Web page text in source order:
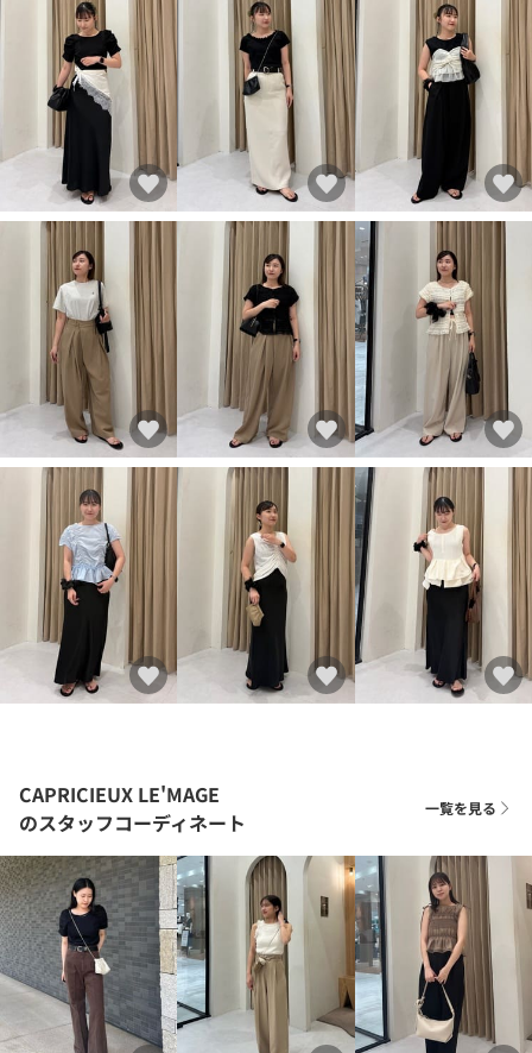
CAPRICIEUX LE'MAGE
のスタッフコーディネート
一覧を見る